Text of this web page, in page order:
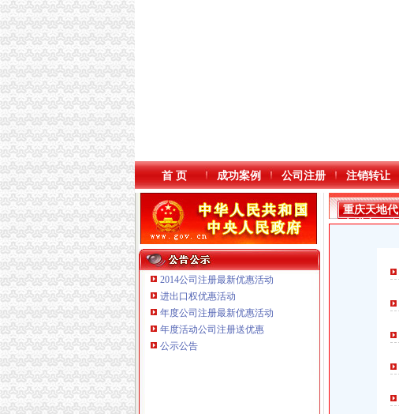
首 页 成功案例 公司注册 注销转让
2014公司注册最新优惠活动
进出口权优惠活动
年度公司注册最新优惠活动
年度活动公司注册送优惠
公示公告
重庆海谛升进出口贸易有限公司 渝北100万 （进出口权）
重庆天地代
办进出口公